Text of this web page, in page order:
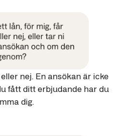
nej. En ansökan är icke
fått ditt erbjudande har du
dig.